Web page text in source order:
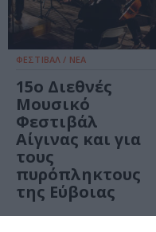
ΦΕΣΤΙΒΑΛ / ΝΕΑ
15ο Διεθνές
Μουσικό
Φεστιβάλ
Αίγινας και για
τους
πυρόπληκτους
της Εύβοιας